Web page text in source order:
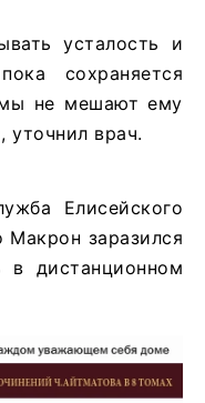
усталость и
сохраняется
не мешают ему
уточнил врач.
Елисейского
заразился
в дистанционном